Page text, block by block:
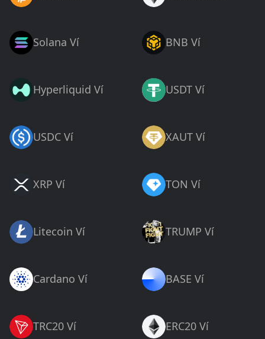
Solana Ví BNB Ví
Hyperliquid Ví USDT Ví
USDC Ví XAUT Ví
XRP Ví TON Ví
Litecoin Ví TRUMP Ví
Cardano Ví BASE Ví
TRC20 Ví ERC20 Ví